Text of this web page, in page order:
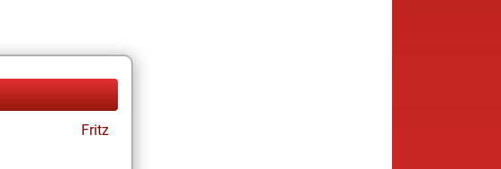
Fritz